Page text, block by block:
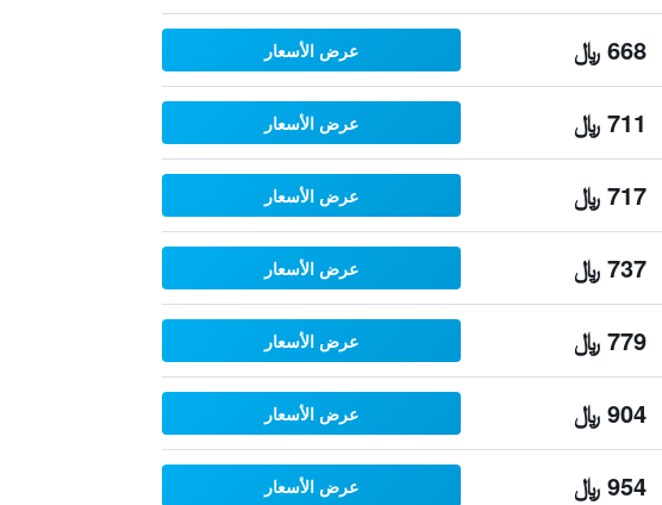
668 ﷼ عرض الأسعار
711 ﷼ عرض الأسعار
717 ﷼ عرض الأسعار
737 ﷼ عرض الأسعار
779 ﷼ عرض الأسعار
904 ﷼ عرض الأسعار
954 ﷼ عرض الأسعار